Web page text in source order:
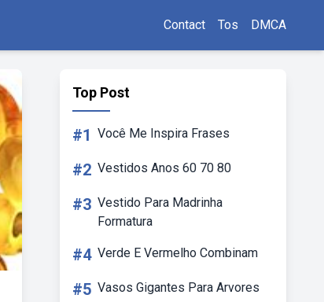
Contact Tos DMCA
Top Post
#1 Você Me Inspira Frases
#2 Vestidos Anos 60 70 80
#3 Vestido Para Madrinha
Formatura
#4 Verde E Vermelho Combinam
#5 Vasos Gigantes Para Arvores